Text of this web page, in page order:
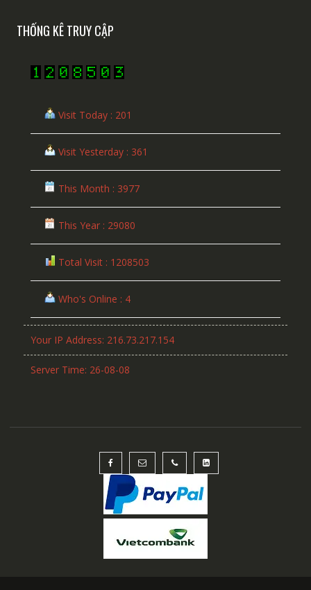
THỐNG KÊ TRUY CẬP
Visit Today : 201
Visit Yesterday : 361
This Month : 3977
This Year : 29080
Total Visit : 1208503
Who's Online : 4
Your IP Address: 216.73.217.154
Server Time: 26-08-08